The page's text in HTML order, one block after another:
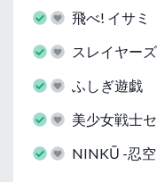
飛べ! イサミ
スレイヤーズ
ふしぎ遊戯
美少女戦士
NINKŪ -忍